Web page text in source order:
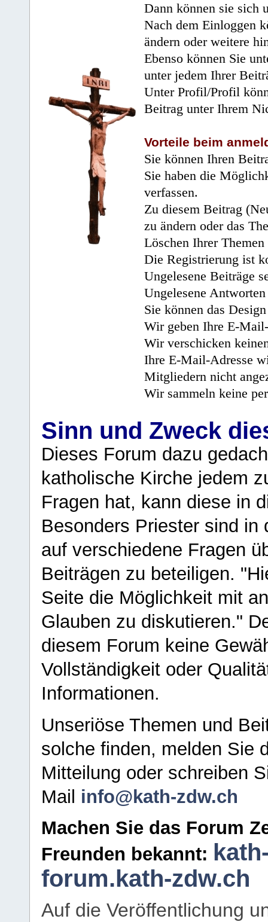
Dann können sie sich
Nach dem Einloggen
ändern oder weitere
Ebenso können Sie
unter jedem Ihrer
Unter Profil/Profil
Beitrag unter Ihrem
Vorteile beim
Sie können Ihren
Sie haben die
verfassen.
Zu diesem Beitrag
zu ändern oder das
Löschen Ihrer
Die Registrierung ist
Ungelesene Beiträge
Ungelesene
Sie können das
Wir geben Ihre E-
Wir verschicken
Ihre E-Mail-Adresse
Mitgliedern nicht
Wir sammeln keine
Sinn und Zweck
Dieses Forum dazu
katholische Kirche jedem
Fragen hat, kann diese in
Besonders Priester sind in
auf verschiedene Fragen
Beiträgen zu beteiligen.
Seite die Möglichkeit mit
Glauben zu diskutieren."
diesem Forum keine
Vollständigkeit oder
Informationen.
Unseriöse Themen und
solche finden, melden Sie
Mitteilung oder schreiben
Mail info@kath-zdw.ch
Machen Sie das Forum
Freunden bekannt:
forum.kath-zdw.ch
Auf die Veröffentlichung